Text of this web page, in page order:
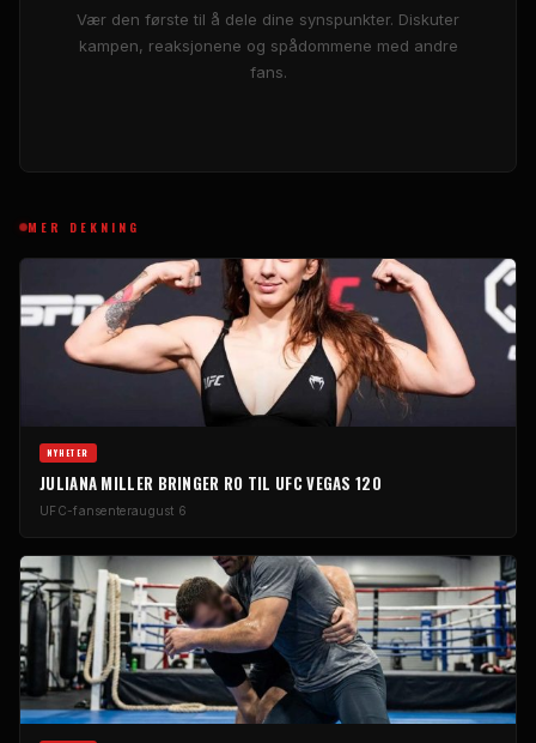
Vær den første til å dele dine synspunkter. Diskuter
kampen, reaksjonene og spådommene med andre
fans.
MER DEKNING
NYHETER
JULIANA MILLER BRINGER RO TIL UFC VEGAS 120
UFC-fansenteraugust 6